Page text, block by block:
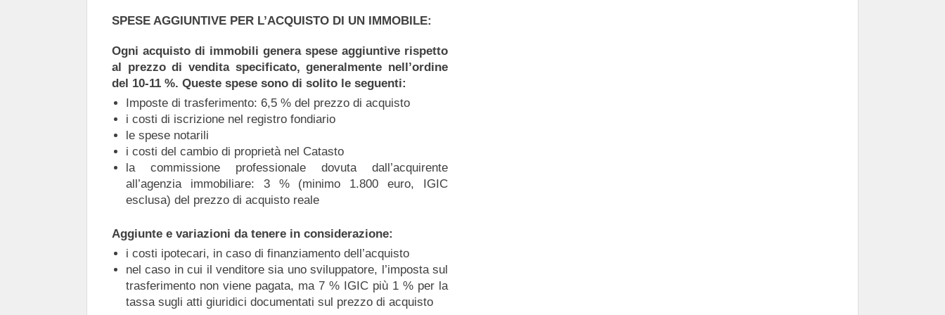
SPESE AGGIUNTIVE PER L’ACQUISTO DI UN IMMOBILE:
Ogni acquisto di immobili genera spese aggiuntive rispetto
al prezzo di vendita specificato, generalmente nell’ordine
del 10-11 %. Queste spese sono di solito le seguenti:
Imposte di trasferimento: 6,5 % del prezzo di acquisto
i costi di iscrizione nel registro fondiario
le spese notarili
i costi del cambio di proprietà nel Catasto
la commissione professionale dovuta dall’acquirente
all’agenzia immobiliare: 3 % (minimo 1.800 euro, IGIC
esclusa) del prezzo di acquisto reale
Aggiunte e variazioni da tenere in considerazione:
i costi ipotecari, in caso di finanziamento dell’acquisto
nel caso in cui il venditore sia uno sviluppatore, l’imposta sul
trasferimento non viene pagata, ma 7 % IGIC più 1 % per la
tassa sugli atti giuridici documentati sul prezzo di acquisto